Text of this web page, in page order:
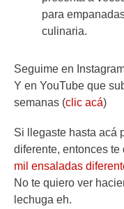
para
culinaria.
Seguime en
Y en YouTube que
semanas (clic acá)
Si llegaste hasta acá
diferente, entonces
mil ensaladas
No te quiero ver
lechuga eh.